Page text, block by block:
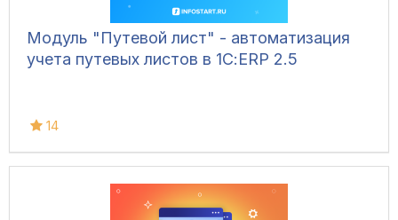
Модуль "Путевой лист" - автоматизация
учета путевых листов в 1С:ERP 2.5
14